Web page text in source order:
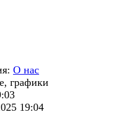
О нас
графики
19:04